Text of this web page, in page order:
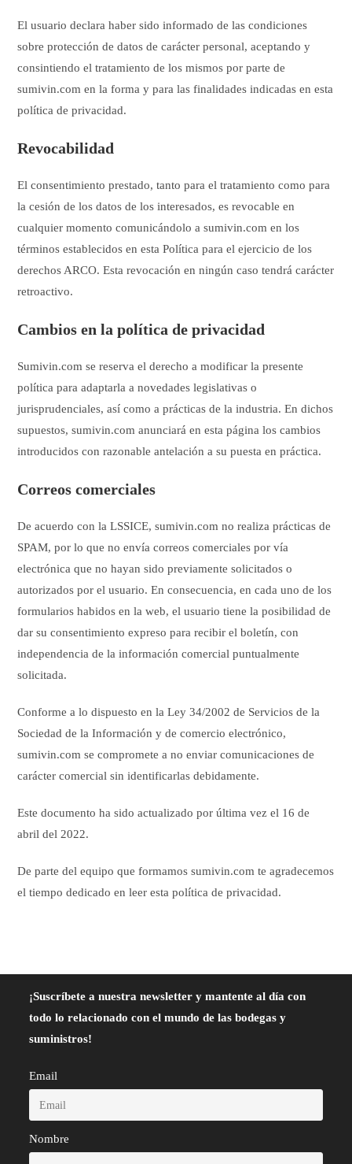
El usuario declara haber sido informado de las condiciones
sobre protección de datos de carácter personal, aceptando y
consintiendo el tratamiento de los mismos por parte de
sumivin.com en la forma y para las finalidades indicadas en esta
política de privacidad.
Revocabilidad
El consentimiento prestado, tanto para el tratamiento como para
la cesión de los datos de los interesados, es revocable en
cualquier momento comunicándolo a sumivin.com en los
términos establecidos en esta Política para el ejercicio de los
derechos ARCO. Esta revocación en ningún caso tendrá carácter
retroactivo.
Cambios en la política de privacidad
Sumivin.com se reserva el derecho a modificar la presente
política para adaptarla a novedades legislativas o
jurisprudenciales, así como a prácticas de la industria. En dichos
supuestos, sumivin.com anunciará en esta página los cambios
introducidos con razonable antelación a su puesta en práctica.
Correos comerciales
De acuerdo con la LSSICE, sumivin.com no realiza prácticas de
SPAM, por lo que no envía correos comerciales por vía
electrónica que no hayan sido previamente solicitados o
autorizados por el usuario. En consecuencia, en cada uno de los
formularios habidos en la web, el usuario tiene la posibilidad de
dar su consentimiento expreso para recibir el boletín, con
independencia de la información comercial puntualmente
solicitada.
Conforme a lo dispuesto en la Ley 34/2002 de Servicios de la
Sociedad de la Información y de comercio electrónico,
sumivin.com se compromete a no enviar comunicaciones de
carácter comercial sin identificarlas debidamente.
Este documento ha sido actualizado por última vez el 16 de
abril del 2022.
De parte del equipo que formamos sumivin.com te agradecemos
el tiempo dedicado en leer esta política de privacidad.
¡Suscríbete a nuestra newsletter y mantente al día con
todo lo relacionado con el mundo de las bodegas y
suministros!
Email
Nombre